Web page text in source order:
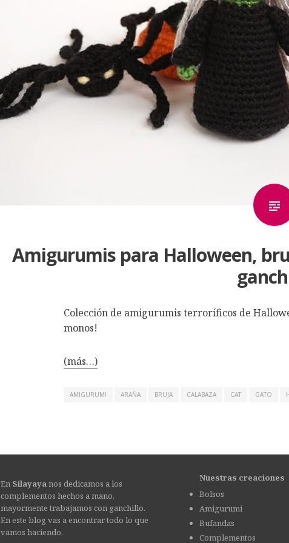
Amigurumis para Halloween,
Colección de amigurumis terroríficos de
monos!
(más…)
AMIGURUMI ARAÑA BRUJA CALABAZA CAT GATO
En Silayayanos dedicamos a los
complementos hechos a mano,
mayormente trabajamos con ganchillo.
En este blog vas a encontrar todo lo que
vamos haciendo.
Nuestras creaciones
Bolsos
Amigurumi
Bufandas
Complementos